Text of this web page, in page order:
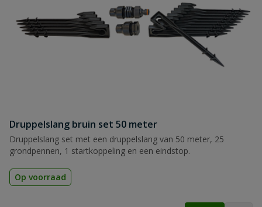
Druppelslang bruin set 50 meter
Druppelslang set met een druppelslang van 50 meter, 25
grondpennen, 1 startkoppeling en een eindstop.
Op voorraad